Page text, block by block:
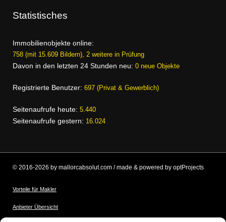
Statistisches
Immobilienobjekte online:
758 (mit 15.609 Bildern), 2 weitere in Prüfung
Davon in den letzten 24 Stunden neu: 0 neue Objekte
Registrierte Benutzer: 697 (Privat & Gewerblich)
Seitenaufrufe heute: 5.440
Seitenaufrufe gestern: 16.024
© 2016-2026 by mallorcabsolut.com / made & powered by optProjects
Vorteile für Makler
Anbieter Übersicht